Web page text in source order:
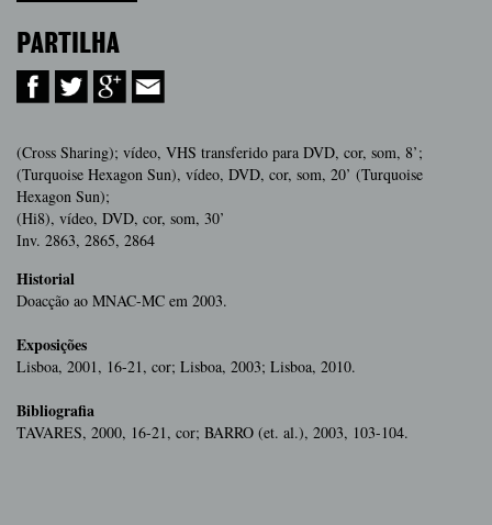
PARTILHA
(Cross Sharing); vídeo, VHS transferido para DVD, cor, som, 8’;
(Turquoise Hexagon Sun), vídeo, DVD, cor, som, 20’ (Turquoise
Hexagon Sun);
(Hi8), vídeo, DVD, cor, som, 30’
Inv. 2863, 2865, 2864
Historial
Doacção ao MNAC-MC em 2003.
Exposições
Lisboa, 2001, 16-21, cor; Lisboa, 2003; Lisboa, 2010.
Bibliografia
TAVARES, 2000, 16-21, cor; BARRO (et. al.), 2003, 103-104.